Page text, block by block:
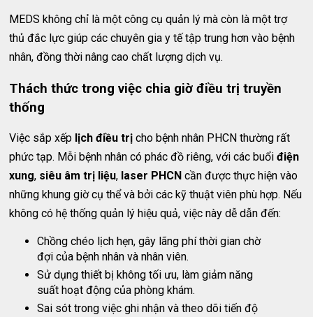
MEDS không chỉ là một công cụ quản lý mà còn là một trợ
thủ đắc lực giúp các chuyên gia y tế tập trung hơn vào bệnh
nhân, đồng thời nâng cao chất lượng dịch vụ.
Thách thức trong việc chia giờ điều trị truyền
thống
Việc sắp xếp lịch điều trị cho bệnh nhân PHCN thường rất
phức tạp. Mỗi bệnh nhân có phác đồ riêng, với các buổiđiện
xung, siêu âm trị liệu, laser PHCN cần được thực hiện vào
những khung giờ cụ thể và bởi các kỹ thuật viên phù hợp. Nếu
không có hệ thống quản lý hiệu quả, việc này dễ dẫn đến:
Chồng chéo lịch hẹn, gây lãng phí thời gian chờ
đợi của bệnh nhân và nhân viên.
Sử dụng thiết bị không tối ưu, làm giảm năng
suất hoạt động của phòng khám.
Sai sót trong việc ghi nhận và theo dõi tiến độ